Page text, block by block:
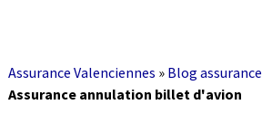
Assurance Valenciennes » Blog assurance
Assurance annulation billet d'avion